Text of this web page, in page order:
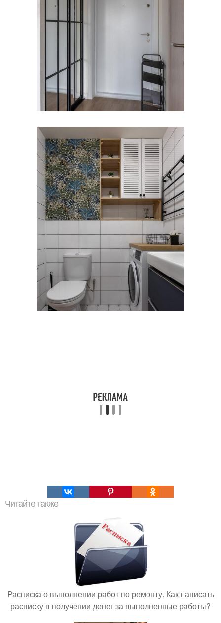
Читайте также
Расписка о выполнении работ по ремонту. Как написать
расписку в получении денег за выполненные работы?